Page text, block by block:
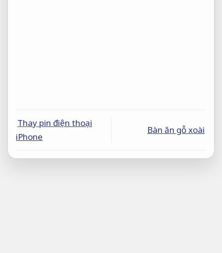
Thay pin điện thoại
iPhone
Bàn ăn gỗ xoài